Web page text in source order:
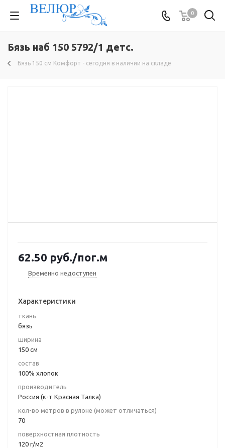
0
Бязь наб 150 5792/1 детс.
Бязь 150 см Комфорт - сегодня в наличии на складе
62.50 руб./пог.м
Временно недоступен
Характеристики
ткань
бязь
ширина
150 см
состав
100% хлопок
производитель
Россия (к-т Красная Талка)
кол-во метров в рулоне (может отличаться)
70
поверхностная плотность
120 г/м2